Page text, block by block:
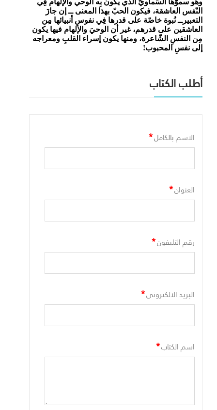
وهو سموّها السّماويّ الذي يكون بِه الوحي والإلهام فِي
النّفس العاشقة، فيكون الحبّ بهذا المعنى ــ إن جازَ
التعبيرــ نُبوة خاصّة على قدرها فِي نفوسِ أنبيائها مِن
العاشقين على قدرهم، غير أن الوحيَ والإلهام فيها يكون
مِن النفسِ الشّاعرة، ومنها يكون إسراء القلبِ ومعراجه
إلى نفسِ المحبوب!
أطلب الكتاب
الاسم بالكامل*
العنوان*
رقم التليفون*
البريد الالكترونى*
اسم الكتاب*